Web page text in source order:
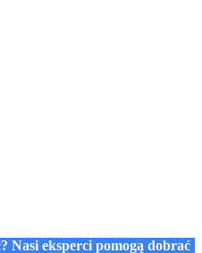
Nasi eksperci pomogą dobrać